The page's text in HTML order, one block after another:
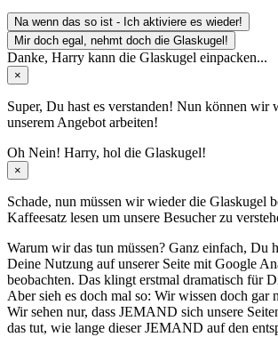
Na wenn das so ist - Ich aktiviere es wieder!
Mir doch egal, nehmt doch die Glaskugel!
Danke, Harry kann die Glaskugel einpacken...
×
Super, Du hast es verstanden! Nun können wir
unserem Angebot arbeiten!
Oh Nein! Harry, hol die Glaskugel!
×
Schade, nun müssen wir wieder die Glaskugel
Kaffeesatz lesen um unsere Besucher zu
Warum wir das tun müssen? Ganz einfach, Du
Deine Nutzung auf unserer Seite mit Google
beobachten. Das klingt erstmal dramatisch für
Aber sieh es doch mal so: Wir wissen doch gar
Wir sehen nur, dass JEMAND sich unsere
das tut, wie lange dieser JEMAND auf den